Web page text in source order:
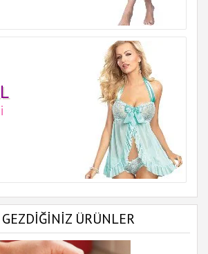
ÜRÜNLER